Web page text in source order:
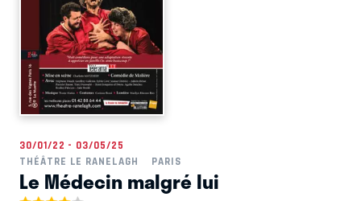
30/01/22 - 03/05/25
THÉÂTRE LE RANELAGH
PARIS
Le Médecin malgré lui